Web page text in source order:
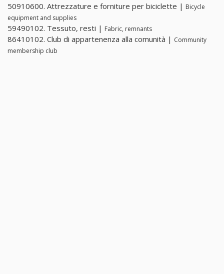
50910600. Attrezzature e forniture per biciclette | Bicycle
equipment and supplies
59490102. Tessuto, resti | Fabric, remnants
86410102. Club di appartenenza alla comunità | Community
membership club